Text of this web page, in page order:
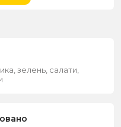
зелень, салати,